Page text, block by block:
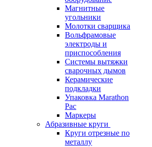
Магнитные
угольники
Молотки сварщика
Вольфрамовые
электроды и
приспособления
Системы вытяжки
сварочных дымов
Керамические
подкладки
Упаковка Marathon
Pac
Маркеры
Абразивные круги
Круги отрезные по
металлу